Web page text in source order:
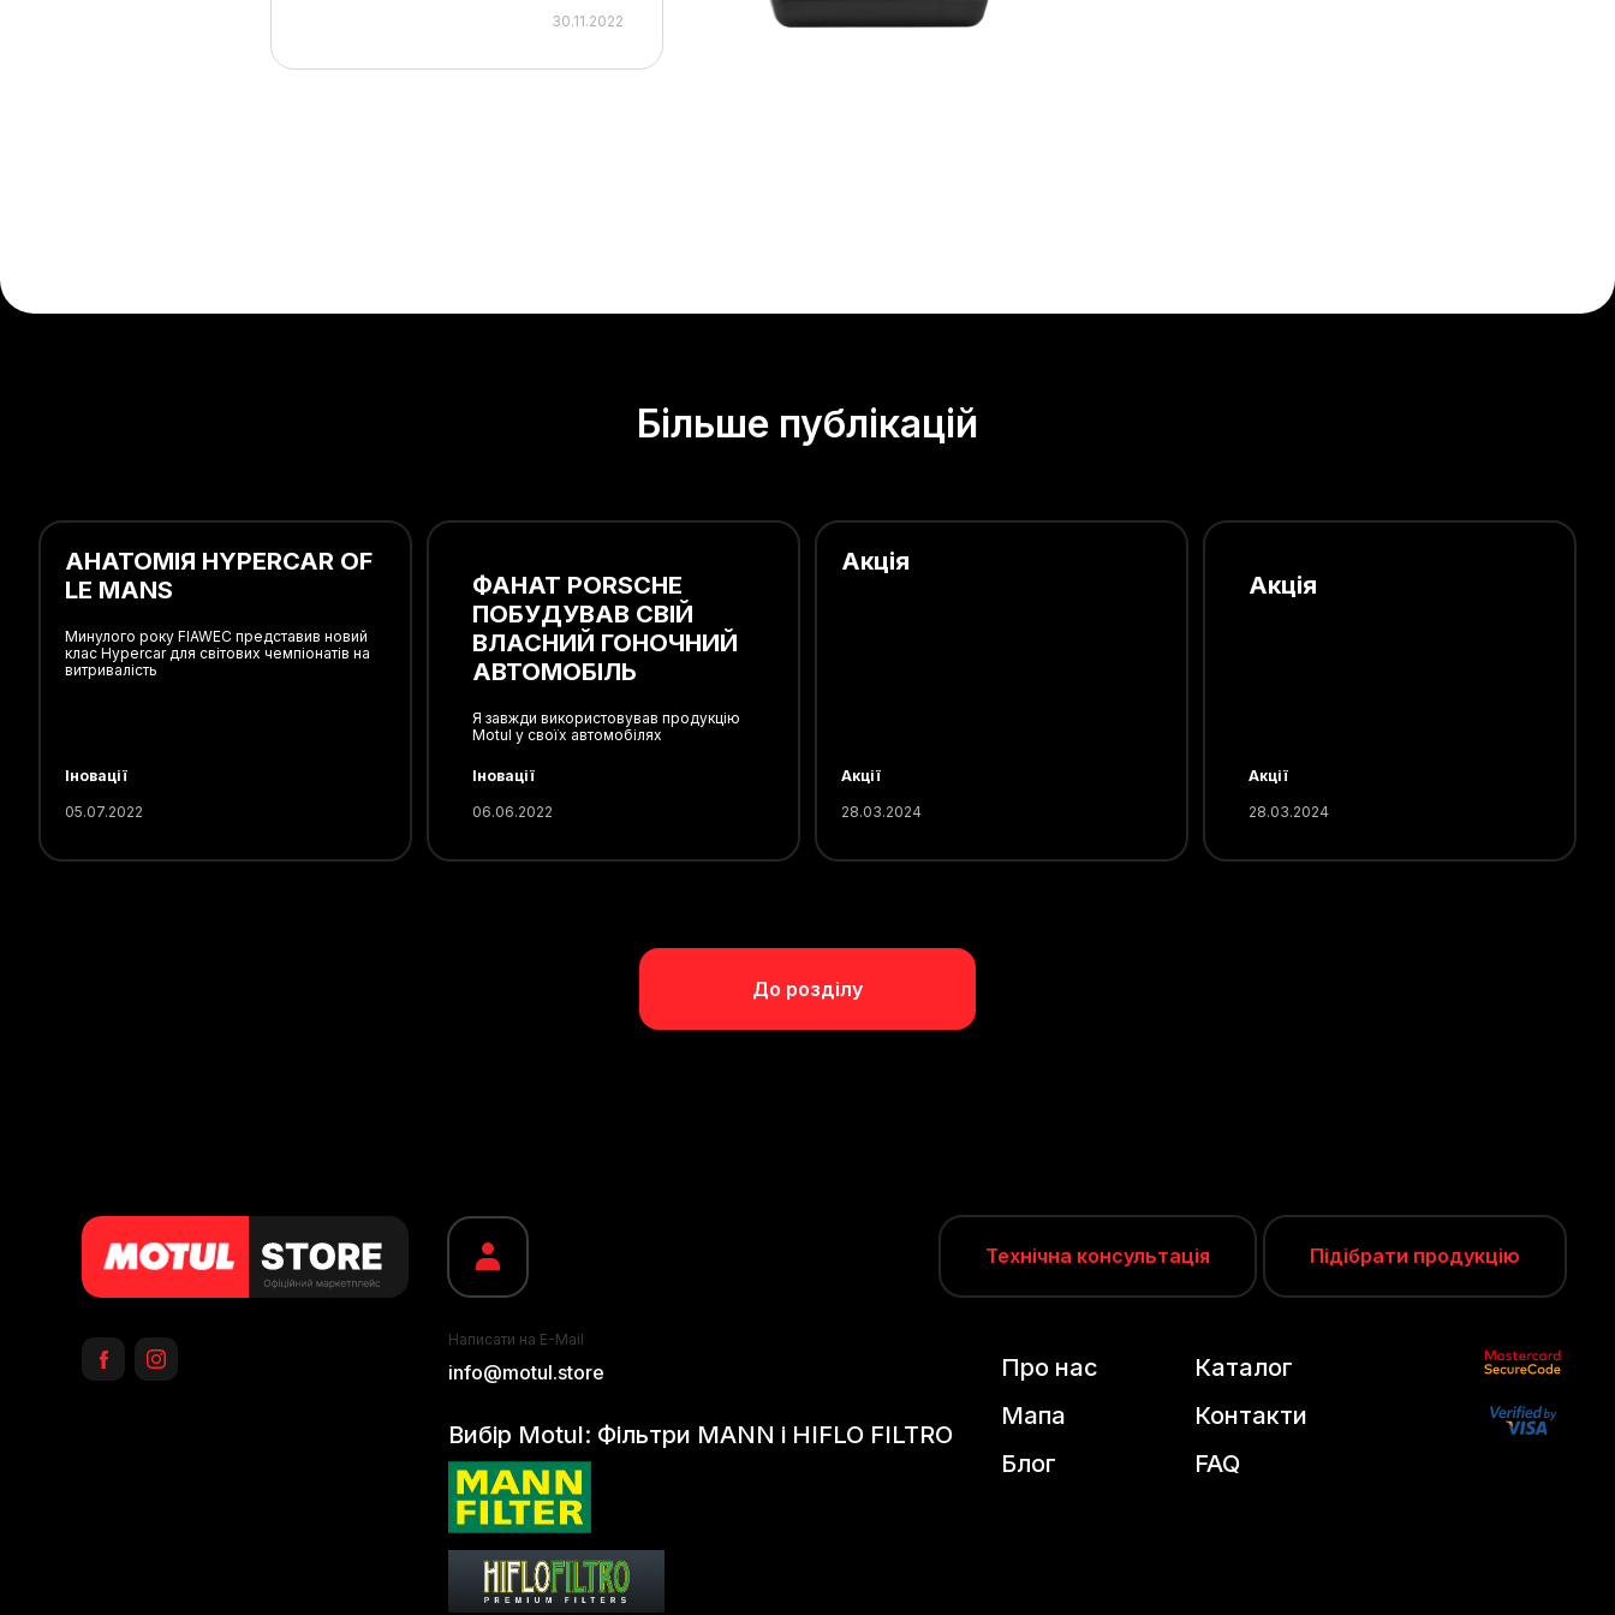
30.11.2022
Більше публікацій
АНАТОМІЯ HYPERCAR OF
LE MANS
Минулого року FIAWEC представив новий
клас Hypercar для світових чемпіонатів на
витривалість
05.07.2022
Іновації
ФАНАТ PORSCHE
ПОБУДУВАВ СВІЙ
ВЛАСНИЙ ГОНОЧНИЙ
АВТОМОБІЛЬ
Я завжди використовував продукцію
Motul у своїх автомобілях
06.06.2022
Іновації
Акція
28.03.2024
Акції
Акція
28.03.2024
Акції
До розділу
Технічна консультація Підібрати продукцію
Написати на E-Mail
info@motul.store
Вибір Motul: Фільтри MANN і HIFLO FILTRO
Про нас
Мапа
Блог
Каталог
Контакти
FAQ